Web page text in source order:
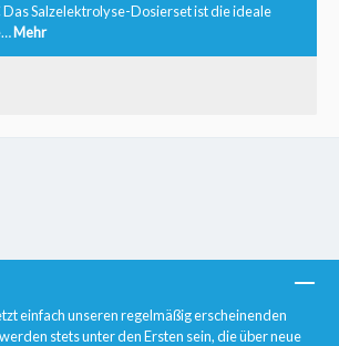
Salzelektrolyse-Dosierset ist die ideale
Mehr
einfach unseren regelmäßig erscheinenden
stets unter den Ersten sein, die über neue